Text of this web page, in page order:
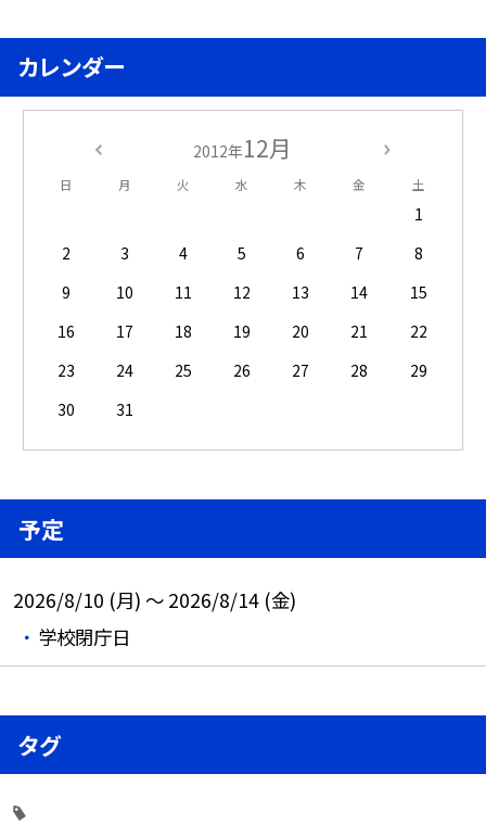
カレンダー
2012年12月
日 月 火 水 木 金 土
1
2
3 4 5 6 7
8
9
10 11 12 13 14
15
16
17 18 19 20 21
22
23
24 25 26 27 28
29
30
31
予定
2026/8/10 (月) ～ 2026/8/14 (金)
学校閉庁日
タグ